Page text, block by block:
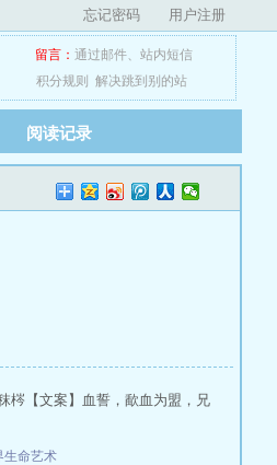
忘记密码 用户注册
留言： 通过邮件、 站内短信
积分规则
解决跳到别的站
阅读记录
梣【文案】血誓，歃血为盟，兄
生命艺术